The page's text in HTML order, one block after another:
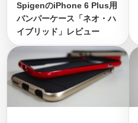
SpigenのiPhone 6 Plus用
バンパーケース「ネオ・ハ
イブリッド」レビュー